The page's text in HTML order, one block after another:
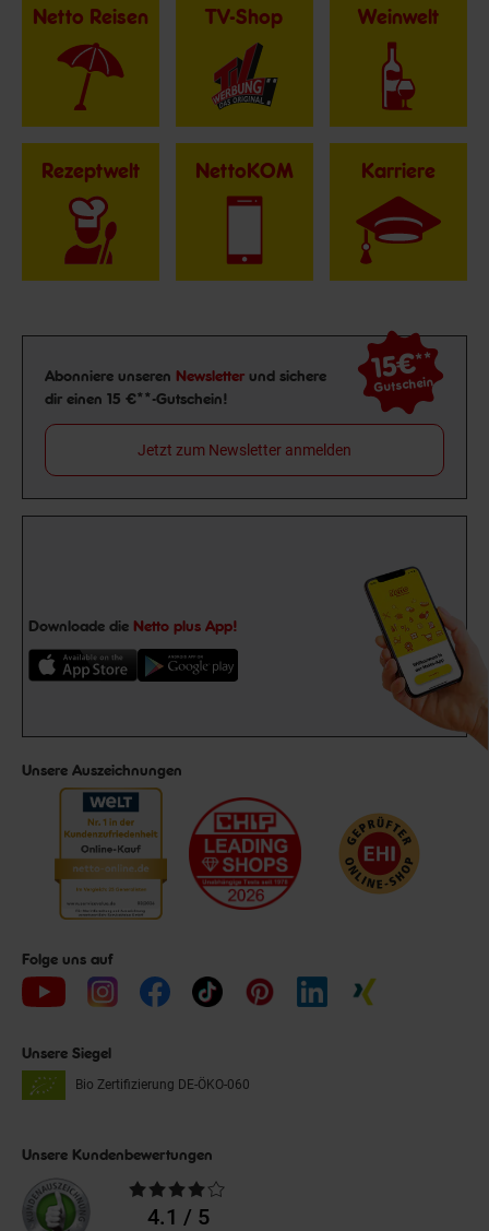
Netto Reisen TV-Shop Weinwelt
Rezeptwelt NettoKOM Karriere
Newsletter Anmeldung
Abonniere unseren Newsletter und sichere
dir einen 15 €**-Gutschein!
15€**
Gutschein
Jetzt zum Newsletter anmelden
Downloade die Netto plus App!
Unsere Auszeichnungen
Folge uns auf
Unsere Siegel
Bio Zertifizierung DE-ÖKO-060
Unsere Kundenbewertungen
Durchschnittliche
Bewertungen4.1 / 5